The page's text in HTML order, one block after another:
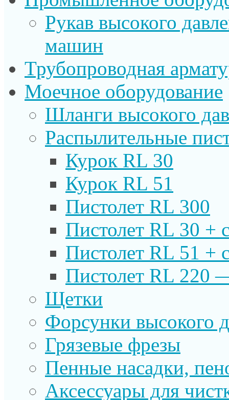
Рукав высокого
машин
Трубопроводная
Моечное оборудование
Шланги высокого
Распылительные
Курок RL 30
Курок RL 51
Пистолет RL 300
Пистолет RL 30 +
Пистолет RL 51 +
Пистолет RL 220
Щетки
Форсунки высокого
Грязевые фрезы
Пенные насадки,
Аксессуары для